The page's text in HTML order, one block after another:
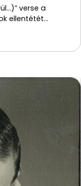
verse a
ellentétét…